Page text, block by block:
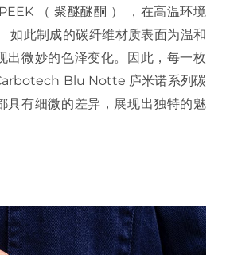
（ 聚醚醚酮 ） ，在高温环境
如此制成的碳纤维材质表面为温和
出微妙的色泽变化。因此，每一枚
Blu Notte 庐米诺系列碳
具有细微的差异，展现出独特的魅